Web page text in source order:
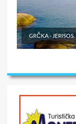
NAPOMENE O
First minute
U CENU JE
dabldeker, audio i
studijima/
organizatora
GRČKA - JERISOS